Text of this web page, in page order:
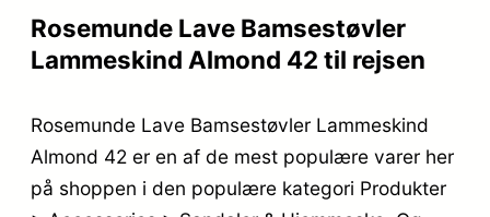
Rosemunde Lave Bamsestøvler
Lammeskind Almond 42 til rejsen
Rosemunde Lave Bamsestøvler Lammeskind
Almond 42 er en af de mest populære varer her
på shoppen i den populære kategori Produkter